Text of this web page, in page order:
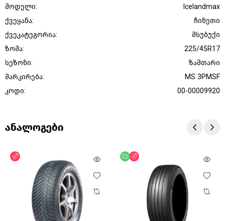
მოდელი:
Icelandmax
ქვეყანა:
ჩინეთი
ქვეკატეგორია:
მსუბუქი
ზომა:
225/45R17
სეზონი:
ზამთარი
მარკირება:
MS 3PMSF
კოდი:
00-00009920
ანალოგები
უფასო მიწოდება